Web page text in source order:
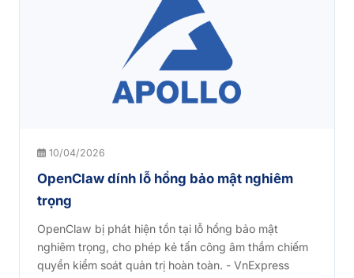
10/04/2026
OpenClaw dính lỗ hổng bảo mật nghiêm
trọng
OpenClaw bị phát hiện tồn tại lỗ hổng bảo mật
nghiêm trọng, cho phép kẻ tấn công âm thầm chiếm
quyền kiểm soát quản trị hoàn toàn. - VnExpress